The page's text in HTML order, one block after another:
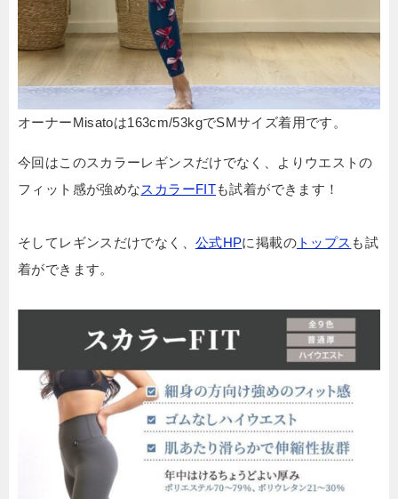
オーナーMisatoは163cm/53kgでSMサイズ着用です。
今回はこのスカラーレギンスだけでなく、よりウエストの
フィット感が強めなスカラーFITも試着ができます！
そしてレギンスだけでなく、 公式HPに掲載のトップス も試
着ができます。